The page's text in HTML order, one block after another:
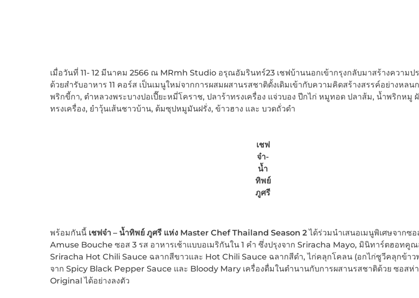
เมื่อวันที่ 11- 12 มีนาคม 2566 ณ MRmh Studio อรุณอัมรินทร์23 เชฟบ้านนอกเข้ากรุงกลับมาสร้างความป
ด้วยสำรับอาหาร 11 คอร์ส เป็นเมนูใหม่จากการผสมผสานรสชาติดั้งเดิมเข้ากับความคิดสร้างสรรค์อย่างหลน
พริกขี้กา, ตำหลวงพระบางปอเปี๊ยะหมี่โคราช, ปลาร้าทรงเครื่อง แจ่วบอง ปีกไก่ หมูทอด ปลาส้ม, น้ำพริกหมู
ทรงเครื่อง, ยำวุ้นเส้นชาวบ้าน, ต้มซุปหมูมันฝรั่ง, ข้าวฮาง และ บวดถั่วดำ
เชฟ
จ๋า-
น้ำ
ทิพย์
ภูศรี
พร้อมกันนี้ เชฟจ๋า – น้ำทิพย์ ภูศรี แห่ง Master Chef Thailand Season 2ได้ร่วมนำเสนอเมนูพิเศษจากซอ
Amuse Bouche ซอส 3 รส อาหารเช้าแบบอเมริกันใน 1 คำ ซึ่งปรุงจาก Sriracha Mayo, มินิทาร์ตฮอทคูณ
Sriracha Hot Chili Sauce ฉลากสีขาวและ Hot Chili Sauce ฉลากสีดำ, ไก่คลุกโคลน (อกไก่ซูวีคลุกข้าว
จาก Spicy Black Pepper Sauce และ Bloody Mary เครื่องดื่มในตำนานกับการผสานรสชาติด้วย ซอสห่
Original ได้อย่างลงตัว